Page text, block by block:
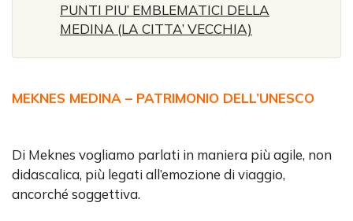
PUNTI PIU’ EMBLEMATICI DELLA
MEDINA (LA CITTA’ VECCHIA)
MEKNES MEDINA – PATRIMONIO DELL’UNESCO
Di Meknes vogliamo parlati in maniera più agile, non
didascalica, più legati all’emozione di viaggio,
ancorché soggettiva.